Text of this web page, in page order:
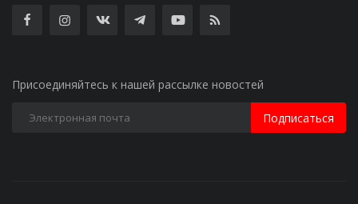
Присоединяйтесь к нашей рассылке новостей
Подписаться